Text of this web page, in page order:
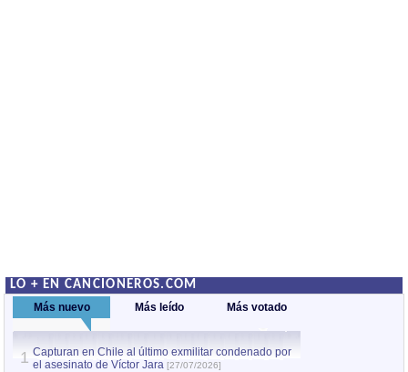
LO + EN CANCIONEROS.COM
Más nuevo Más leído Más votado
1 Capturan en Chile al último exmilitar condenado por
el asesinato de Víctor Jara [27/07/2026]